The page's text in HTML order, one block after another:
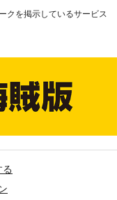
クを掲示しているサービス